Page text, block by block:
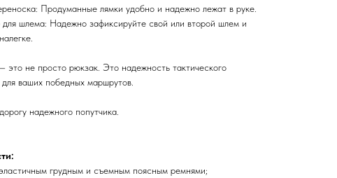
Продуманные лямки удобно и надежно лежат в руке.
для шлема: Надежно зафиксируйте свой или второй шлем и
это не просто рюкзак. Это надежность тактического
ваших победных маршрутов.
надежного попутчика.
грудным и съемным поясным ремнями;